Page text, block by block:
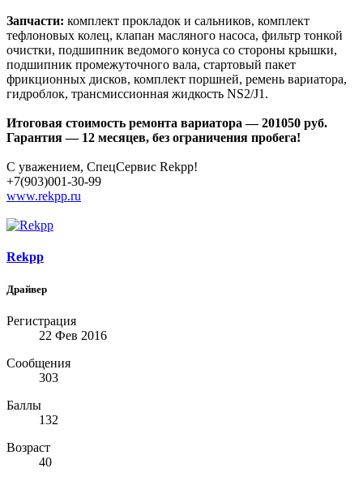
Запчасти: комплект прокладок и сальников, комплект
тефлоновых колец, клапан масляного насоса, фильтр тонкой
очистки, подшипник ведомого конуса со стороны крышки,
подшипник промежуточного вала, стартовый пакет
фрикционных дисков, комплект поршней, ремень вариатора,
гидроблок, трансмиссионная жидкость NS2/J1.
Итоговая стоимость ремонта вариатора — 201050 руб.
Гарантия — 12 месяцев, без ограничения пробега!
С уважением, СпецСервис Rekpp!
+7(903)001-30-99
www.rekpp.ru
Rekpp
Драйвер
Регистрация
22 Фев 2016
Сообщения
303
Баллы
132
Возраст
40